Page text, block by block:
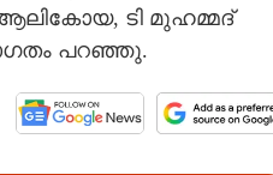
ടി മുഹമ്മദ്
പറഞ്ഞു.